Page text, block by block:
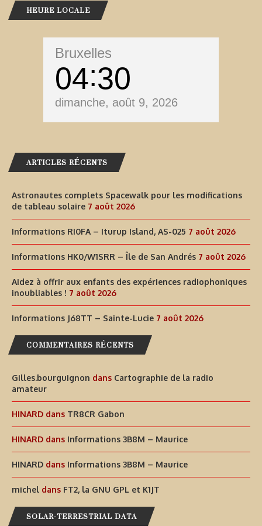
HEURE LOCALE
Bruxelles
04 30
dimanche, août 9, 2026
ARTICLES RÉCENTS
Astronautes complets Spacewalk pour les modifications
de tableau solaire 7 août 2026
Informations RI0FA – Iturup Island, AS-025 7 août 2026
Informations HK0/W1SRR – Île de San Andrés 7 août 2026
Aidez à offrir aux enfants des expériences radiophoniques
inoubliables ! 7 août 2026
Informations J68TT – Sainte-Lucie 7 août 2026
COMMENTAIRES RÉCENTS
Gilles.bourguignon dans Cartographie de la radio
amateur
HINARD dans TR8CR Gabon
HINARD dans Informations 3B8M – Maurice
HINARD dans Informations 3B8M – Maurice
michel dans FT2, la GNU GPL et K1JT
SOLAR-TERRESTRIAL DATA